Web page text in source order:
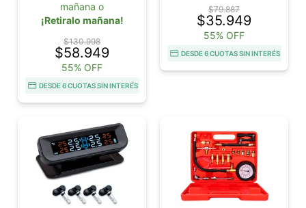
mañana o
¡Retiralo mañana!
$130.998
$58.949
55% OFF
DESDE 6 CUOTAS SIN INTERÉS
$79.887
$35.949
55% OFF
DESDE 6 CUOTAS SIN INTERÉS